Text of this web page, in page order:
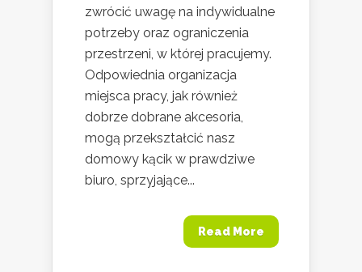
zwrócić uwagę na indywidualne
potrzeby oraz ograniczenia
przestrzeni, w której pracujemy.
Odpowiednia organizacja
miejsca pracy, jak również
dobrze dobrane akcesoria,
mogą przekształcić nasz
domowy kącik w prawdziwe
biuro, sprzyjające...
Read More